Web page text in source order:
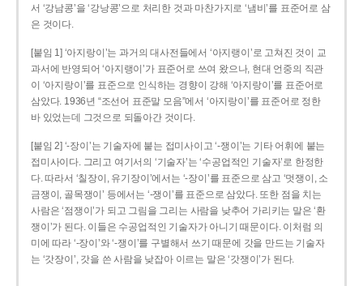
서 ‘강남콩’을 ‘강낭콩’으로 처리한 것과 마찬가지로 ‘냄비’를 표준어로 삼
은 것이다.
[붙임 1] ‘아지랑이’는 과거의 대사전들에서 ‘아지랭이’로 고쳐진 것이 교
과서에 반영되어 ‘아지랭이’가 표준어로 쓰여 왔으나, 현대 언중의 직관
이 ‘아지랑이’를 표준으로 인식하는 경향이 강해 ‘아지랑이’를 표준어로
삼았다. 1936년 “조선어 표준말 모음”에서 ‘아지랑이’를 표준어로 정한
바 있었는데 그것으로 되돌아간 것이다.
[붙임 2] ‘-장이’는 기술자에 붙는 접미사이고 ‘-쟁이’는 기타 어휘에 붙는
접미사이다. 그리고 여기서의 ‘기술자’는 ‘수공업적인 기술자’로 한정한
다. 따라서 ‘칠장이, 유기장이’에서는 ‘-장이’를 표준으로 삼고 ‘멋쟁이, 소
금쟁이, 골목쟁이’ 등에서는 ‘-쟁이’를 표준으로 삼았다. 또한 점을 치는
사람은 ‘점쟁이’가 되고 그림을 그리는 사람을 낮추어 가리키는 말은 ‘환
쟁이’가 된다. 이들은 수공업적인 기술자가 아니기 때문이다. 이처럼 의
미에 따라 ‘-장이’와 ‘-쟁이’를 구별해서 쓰기 때문에 갓을 만드는 기술자
는 ‘갓장이’, 갓을 쓴 사람을 낮잡아 이르는 말은 ‘갓쟁이’가 된다.